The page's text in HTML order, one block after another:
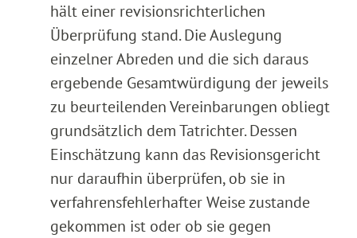
hält einer revisionsrichterlichen
Überprüfung stand. Die Auslegung
einzelner Abreden und die sich daraus
ergebende Gesamtwürdigung der jeweils
zu beurteilenden Vereinbarungen obliegt
grundsätzlich dem Tatrichter. Dessen
Einschätzung kann das Revisionsgericht
nur daraufhin überprüfen, ob sie in
verfahrensfehlerhafter Weise zustande
gekommen ist oder ob sie gegen